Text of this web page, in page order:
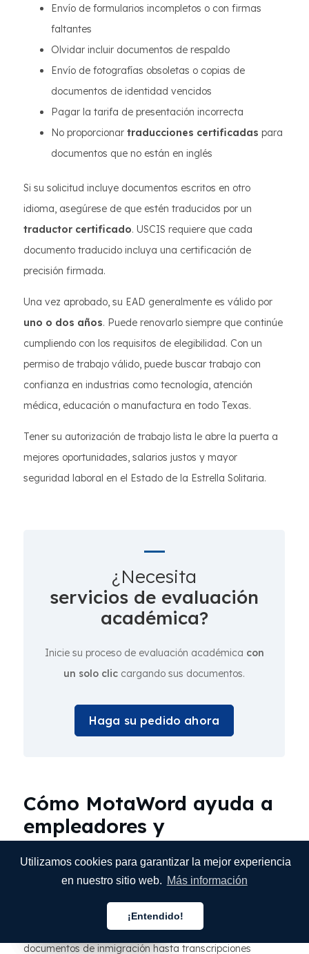
Utilizamos cookies para garantizar la mejor experiencia
en nuestro sitio web. Más información
¡Entendido!
Envío de formularios incompletos o con firmas
faltantes
Olvidar incluir documentos de respaldo
Envío de fotografías obsoletas o copias de
documentos de identidad vencidos
Pagar la tarifa de presentación incorrecta
No proporcionar traducciones certificadas para
documentos que no están en inglés
Si su solicitud incluye documentos escritos en otro
idioma, asegúrese de que estén traducidos por un
traductor certificado. USCIS requiere que cada
documento traducido incluya una certificación de
precisión firmada.
Una vez aprobado, su EAD generalmente es válido por
uno o dos años. Puede renovarlo siempre que continúe
cumpliendo con los requisitos de elegibilidad. Con un
permiso de trabajo válido, puede buscar trabajo con
confianza en industrias como tecnología, atención
médica, educación o manufactura en todo Texas.
Tener su autorización de trabajo lista le abre la puerta a
mejores oportunidades, salarios justos y mayor
seguridad laboral en el Estado de la Estrella Solitaria.
¿Necesita
servicios de evaluación
académica?
Inicie su proceso de evaluación académica con
un solo clic cargando sus documentos.
Haga su pedido ahora
Cómo MotaWord ayuda a
empleadores y
inmigrantes en Texas a
tener éxito
Comenzar una nueva carrera en Texas a menudo
implica tener que gestionar trámites importantes, desde
documentos de inmigración hasta transcripciones
Español
Español
Español